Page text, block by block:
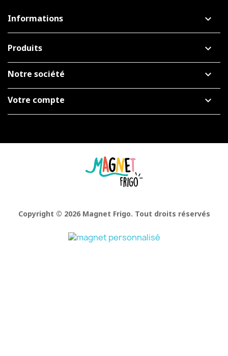
Informations keyboard_arrow_down
Produits 
Notre société 
Votre compte 
Copyright © 2026 Magnet Frigo. Tout droits réservés